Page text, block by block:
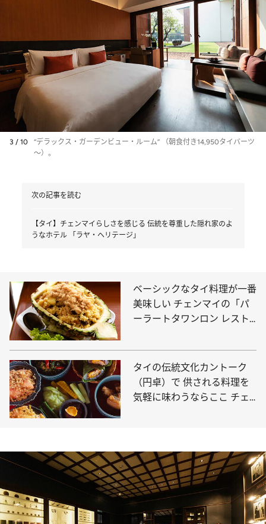
3 / 10
“デラックス・ガーデンビュー・ルーム” （朝食付き14,950タイバーツ
～）。
次の記事を読む
【タイ】チェンマイらしさを感じる 伝統を尊重した隠れ家のよ
うなホテル 「ラヤ・ヘリテージ」
ベーシックなタイ料理が一番
美味しい チェンマイの「パ
ーラートタワンロン レスト
タイの伝統文化カントーク
（円卓）で 供される料理を
気軽に味わうならここ チェ